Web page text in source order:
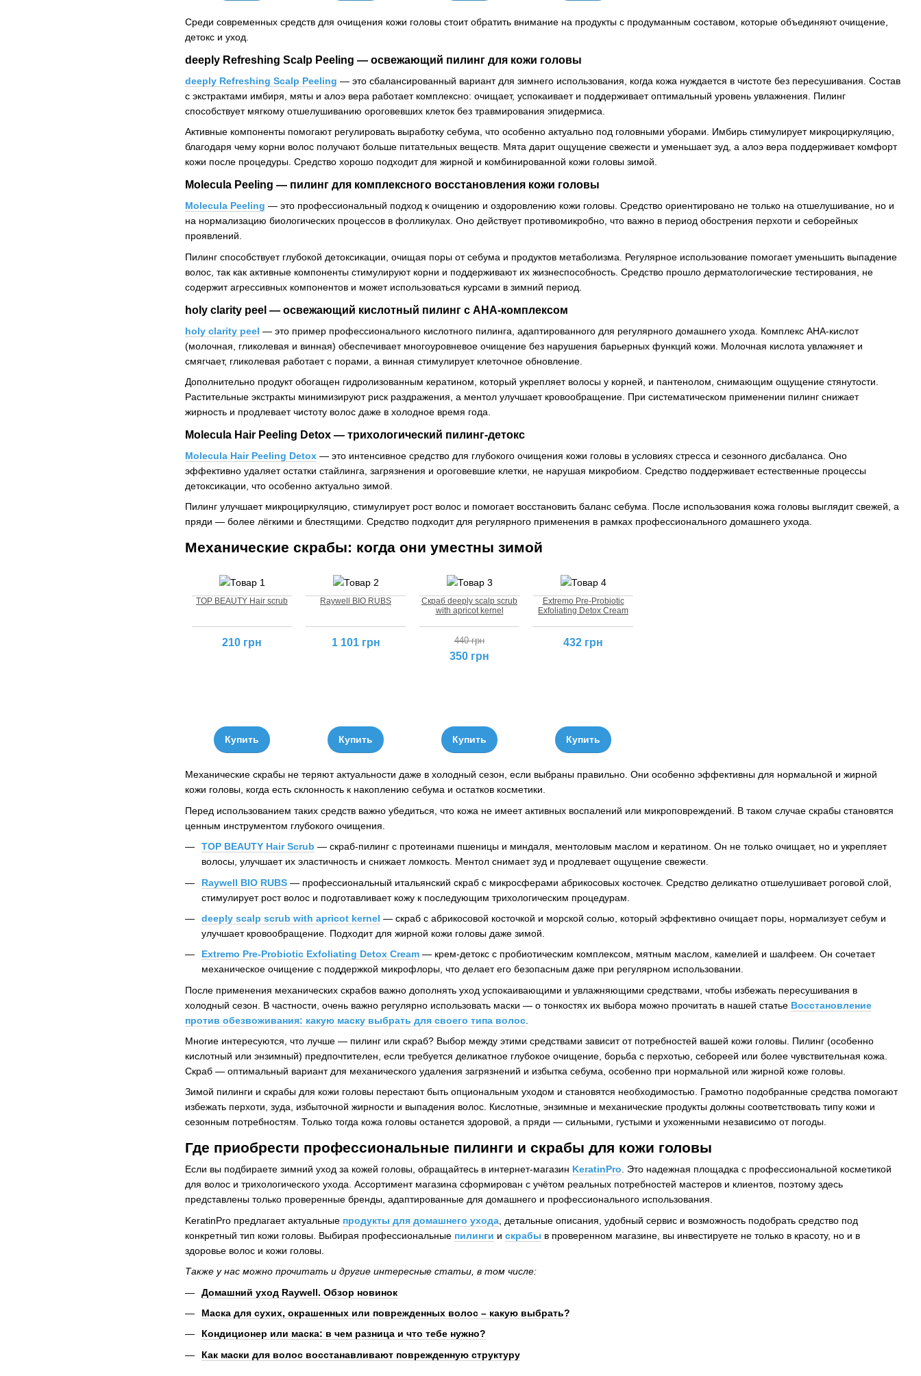
Среди современных средств для очищения кожи головы стоит обратить внимание на продукты с продуманным составом, которые объединяют очищение,
детокс и уход.
deeply Refreshing Scalp Peeling — освежающий пилинг для кожи головы
deeply Refreshing Scalp Peeling — это сбалансированный вариант для зимнего использования, когда кожа нуждается в чистоте без пересушивания. Состав
с экстрактами имбиря, мяты и алоэ вера работает комплексно: очищает, успокаивает и поддерживает оптимальный уровень увлажнения. Пилинг
способствует мягкому отшелушиванию ороговевших клеток без травмирования эпидермиса.
Активные компоненты помогают регулировать выработку себума, что особенно актуально под головными уборами. Имбирь стимулирует микроциркуляцию,
благодаря чему корни волос получают больше питательных веществ. Мята дарит ощущение свежести и уменьшает зуд, а алоэ вера поддерживает комфорт
кожи после процедуры. Средство хорошо подходит для жирной и комбинированной кожи головы зимой.
Molecula Peeling — пилинг для комплексного восстановления кожи головы
Molecula Peeling — это профессиональный подход к очищению и оздоровлению кожи головы. Средство ориентировано не только на отшелушивание, но и
на нормализацию биологических процессов в фолликулах. Оно действует противомикробно, что важно в период обострения перхоти и себорейных
проявлений.
Пилинг способствует глубокой детоксикации, очищая поры от себума и продуктов метаболизма. Регулярное использование помогает уменьшить выпадение
волос, так как активные компоненты стимулируют корни и поддерживают их жизнеспособность. Средство прошло дерматологические тестирования, не
содержит агрессивных компонентов и может использоваться курсами в зимний период.
holy clarity peel — освежающий кислотный пилинг с AHA-комплексом
holy clarity peel — это пример профессионального кислотного пилинга, адаптированного для регулярного домашнего ухода. Комплекс AHA-кислот
(молочная, гликолевая и винная) обеспечивает многоуровневое очищение без нарушения барьерных функций кожи. Молочная кислота увлажняет и
смягчает, гликолевая работает с порами, а винная стимулирует клеточное обновление.
Дополнительно продукт обогащен гидролизованным кератином, который укрепляет волосы у корней, и пантенолом, снимающим ощущение стянутости.
Растительные экстракты минимизируют риск раздражения, а ментол улучшает кровообращение. При систематическом применении пилинг снижает
жирность и продлевает чистоту волос даже в холодное время года.
Molecula Hair Peeling Detox — трихологический пилинг-детокс
Molecula Hair Peeling Detox — это интенсивное средство для глубокого очищения кожи головы в условиях стресса и сезонного дисбаланса. Оно
эффективно удаляет остатки стайлинга, загрязнения и ороговевшие клетки, не нарушая микробиом. Средство поддерживает естественные процессы
детоксикации, что особенно актуально зимой.
Пилинг улучшает микроциркуляцию, стимулирует рост волос и помогает восстановить баланс себума. После использования кожа головы выглядит свежей, а
пряди — более лёгкими и блестящими. Средство подходит для регулярного применения в рамках профессионального домашнего ухода.
Механические скрабы: когда они уместны зимой
TOP BEAUTY Hair scrub
210 грн
Купить
Raywell BIO RUBS
1 101 грн
Купить
Скраб deeply scalp scrub
with apricot kernel
440 грн
350 грн
Купить
Extremo Pre-Probiotic
Exfoliating Detox Cream
432 грн
Купить
Механические скрабы не теряют актуальности даже в холодный сезон, если выбраны правильно. Они особенно эффективны для нормальной и жирной
кожи головы, когда есть склонность к накоплению себума и остатков косметики.
Перед использованием таких средств важно убедиться, что кожа не имеет активных воспалений или микроповреждений. В таком случае скрабы становятся
ценным инструментом глубокого очищения.
TOP BEAUTY Hair Scrub — скраб-пилинг с протеинами пшеницы и миндаля, ментоловым маслом и кератином. Он не только очищает, но и укрепляет
волосы, улучшает их эластичность и снижает ломкость. Ментол снимает зуд и продлевает ощущение свежести.
Raywell BIO RUBS — профессиональный итальянский скраб с микросферами абрикосовых косточек. Средство деликатно отшелушивает роговой слой,
стимулирует рост волос и подготавливает кожу к последующим трихологическим процедурам.
deeply scalp scrub with apricot kernel — скраб с абрикосовой косточкой и морской солью, который эффективно очищает поры, нормализует себум и
улучшает кровообращение. Подходит для жирной кожи головы даже зимой.
Extremo Pre-Probiotic Exfoliating Detox Cream — крем-детокс с пробиотическим комплексом, мятным маслом, камелией и шалфеем. Он сочетает
механическое очищение с поддержкой микрофлоры, что делает его безопасным даже при регулярном использовании.
После применения механических скрабов важно дополнять уход успокаивающими и увлажняющими средствами, чтобы избежать пересушивания в
холодный сезон. В частности, очень важно регулярно использовать маски — о тонкостях их выбора можно прочитать в нашей статье Восстановление
против обезвоживания: какую маску выбрать для своего типа волос
Многие интересуются, что лучше — пилинг или скраб? Выбор между этими средствами зависит от потребностей вашей кожи головы. Пилинг (особенно
кислотный или энзимный) предпочтителен, если требуется деликатное глубокое очищение, борьба с перхотью, себореей или более чувствительная кожа.
Скраб — оптимальный вариант для механического удаления загрязнений и избытка себума, особенно при нормальной или жирной коже головы.
Зимой пилинги и скрабы для кожи головы перестают быть опциональным уходом и становятся необходимостью. Грамотно подобранные средства помогают
избежать перхоти, зуда, избыточной жирности и выпадения волос. Кислотные, энзимные и механические продукты должны соответствовать типу кожи и
сезонным потребностям. Только тогда кожа головы останется здоровой, а пряди — сильными, густыми и ухоженными независимо от погоды.
Где приобрести профессиональные пилинги и скрабы для кожи головы
Если вы подбираете зимний уход за кожей головы, обращайтесь в интернет-магазин KeratinPro. Это надежная площадка с профессиональной косметикой
для волос и трихологического ухода. Ассортимент магазина сформирован с учётом реальных потребностей мастеров и клиентов, поэтому здесь
представлены только проверенные бренды, адаптированные для домашнего и профессионального использования.
KeratinPro предлагает актуальные продукты для домашнего ухода , детальные описания, удобный сервис и возможность подобрать средство под
конкретный тип кожи головы. Выбирая профессиональные пилинги и скрабы в проверенном магазине, вы инвестируете не только в красоту, но и в
здоровье волос и кожи головы.
Также у нас можно прочитать и другие интересные статьи, в том числе:
Домашний уход Raywell. Обзор новинок
Маска для сухих, окрашенных или поврежденных волос – какую выбрать?
Кондиционер или маска: в чем разница и что тебе нужно?
Как маски для волос восстанавливают поврежденную структуру